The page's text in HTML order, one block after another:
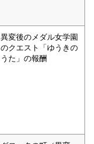
異変後のメダル女学園
のクエスト「ゆうきの
うた」の報酬